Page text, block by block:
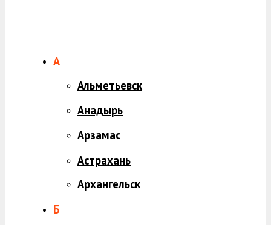
А
Альметьевск
Анадырь
Арзамас
Астрахань
Архангельск
Б